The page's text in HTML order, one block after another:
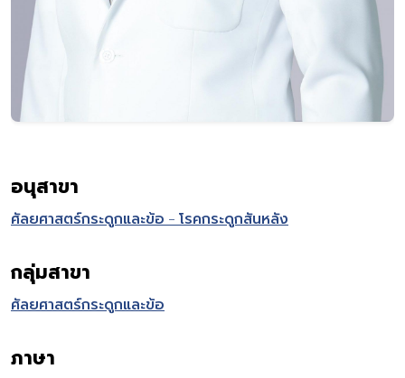
อนุสาขา
ศัลยศาสตร์กระดูกและข้อ - โรคกระดูกสันหลัง
กลุ่มสาขา
ศัลยศาสตร์กระดูกและข้อ
ภาษา